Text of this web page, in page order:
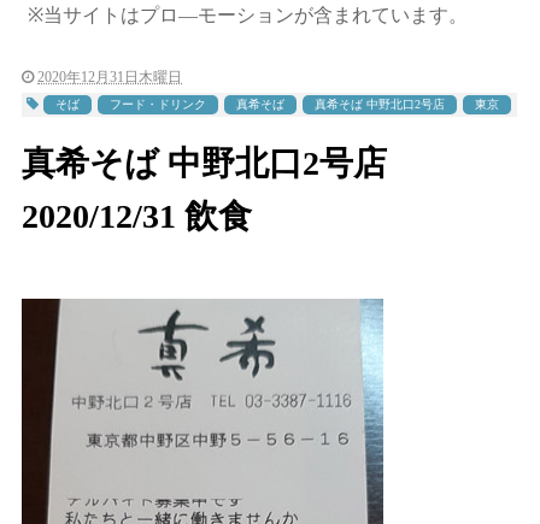
※当サイトはプロ―モーションが含まれています。
2020年12月31日木曜日
そば フード・ドリンク 真希そば 真希そば 中野北口2号店 東京
真希そば 中野北口2号店
2020/12/31 飲食